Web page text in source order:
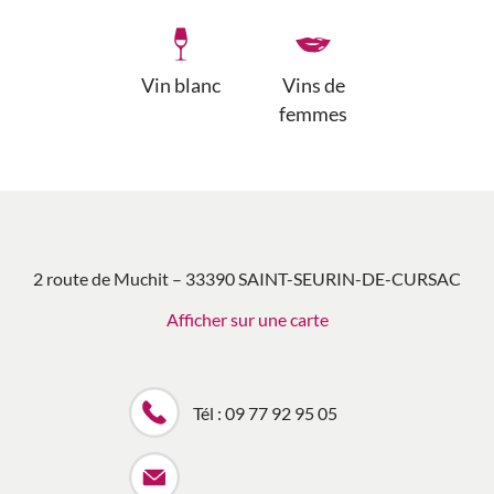
Vin blanc
Vins de
femmes
2 route de Muchit – 33390 SAINT-SEURIN-DE-CURSAC
Afficher sur une carte
Tél : 09 77 92 95 05